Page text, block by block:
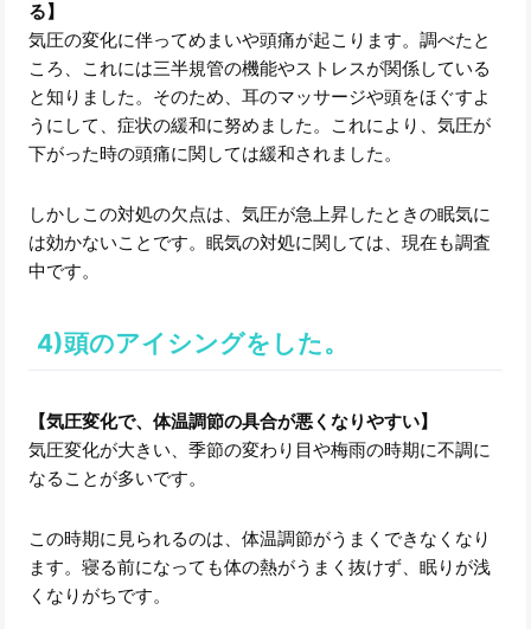
る】
気圧の変化に伴ってめまいや頭痛が起こります。調べたと
ころ、これには三半規管の機能やストレスが関係している
と知りました。そのため、耳のマッサージや頭をほぐすよ
うにして、症状の緩和に努めました。これにより、気圧が
下がった時の頭痛に関しては緩和されました。
しかしこの対処の欠点は、気圧が急上昇したときの眠気に
は効かないことです。眠気の対処に関しては、現在も調査
中です。
4)頭のアイシングをした。
【気圧変化で、体温調節の具合が悪くなりやすい】
気圧変化が大きい、季節の変わり目や梅雨の時期に不調に
なることが多いです。
この時期に見られるのは、体温調節がうまくできなくなり
ます。寝る前になっても体の熱がうまく抜けず、眠りが浅
くなりがちです。